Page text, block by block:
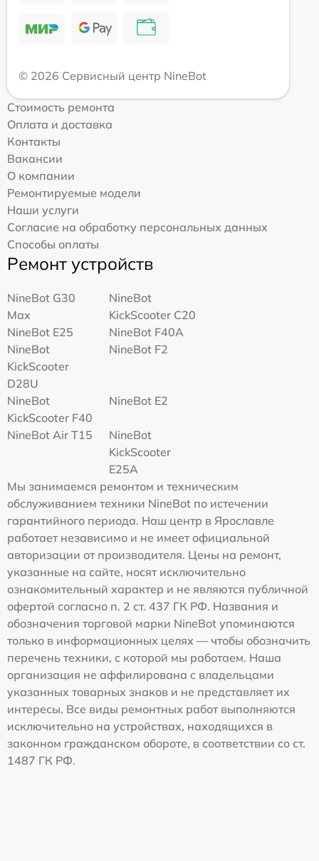
© 2026 Сервисный центр NineBot
Стоимость ремонта
Оплата и доставка
Контакты
Вакансии
О компании
Ремонтируемые модели
Наши услуги
Согласие на обработку персональных данных
Способы оплаты
Ремонт устройств
NineBot G30
Max
NineBot
KickScooter C20
NineBot E25
NineBot F40A
NineBot
KickScooter
D28U
NineBot F2
NineBot
KickScooter F40
NineBot E2
NineBot Air T15
NineBot
KickScooter
E25A
Мы занимаемся ремонтом и техническим
обслуживанием техники NineBot по истечении
гарантийного периода. Наш центр в Ярославле
работает независимо и не имеет официальной
авторизации от производителя. Цены на ремонт,
указанные на сайте, носят исключительно
ознакомительный характер и не являются публичной
офертой согласно п. 2 ст. 437 ГК РФ. Названия и
обозначения торговой марки NineBot упоминаются
только в информационных целях — чтобы обозначить
перечень техники, с которой мы работаем. Наша
организация не аффилирована с владельцами
указанных товарных знаков и не представляет их
интересы. Все виды ремонтных работ выполняются
исключительно на устройствах, находящихся в
законном гражданском обороте, в соответствии со ст.
1487 ГК РФ.